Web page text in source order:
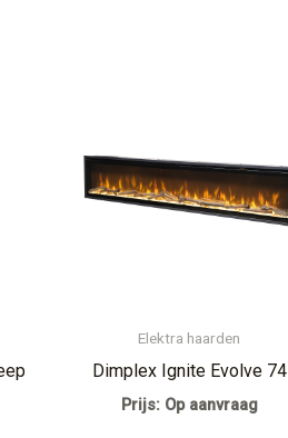
Elektra haarden
Dimplex Ignite Evolve 74
Prijs: Op aanvraag